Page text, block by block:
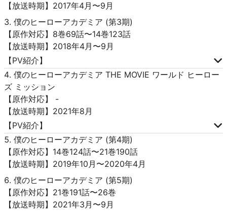
【放送時期】2017年4月〜9月
僕のヒーローアカデミア (第3期)
【原作対応】8巻69話〜14巻123話
【放送時期】2018年4月〜9月
【PV紹介】
僕のヒーローアカデミア THE MOVIE ワールド ヒーロー
ズ ミッション
【原作対応】 -
【放送時期】2021年8月
【PV紹介】
僕のヒーローアカデミア (第4期)
【原作対応】14巻124話〜21巻190話
【放送時期】2019年10月〜2020年4月
僕のヒーローアカデミア (第5期)
【原作対応】21巻191話〜26巻
【放送時期】2021年3月〜9月